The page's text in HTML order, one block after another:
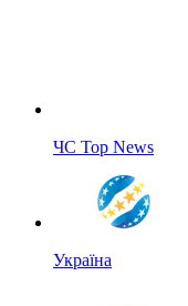
ЧС Top News
Україна